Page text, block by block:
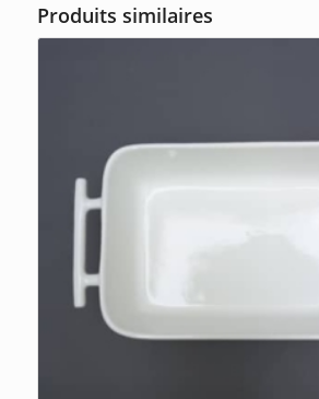
Produits similaires